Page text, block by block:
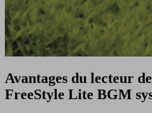
Avantages du lecteur
FreeStyle Lite BGM